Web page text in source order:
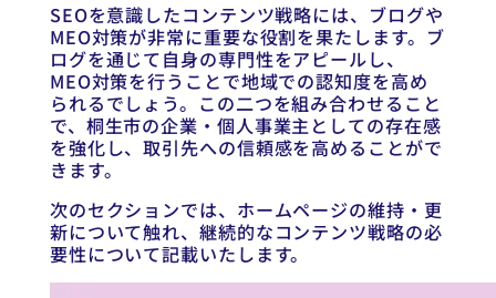
SEOを意識したコンテンツ戦略には、ブログや
MEO対策が非常に重要な役割を果たします。ブ
ログを通じて自身の専門性をアピールし、
MEO対策を行うことで地域での認知度を高め
られるでしょう。この二つを組み合わせること
で、桐生市の企業・個人事業主としての存在感
を強化し、取引先への信頼感を高めることがで
きます。
次のセクションでは、ホームページの維持・更
新について触れ、継続的なコンテンツ戦略の必
要性について記載いたします。